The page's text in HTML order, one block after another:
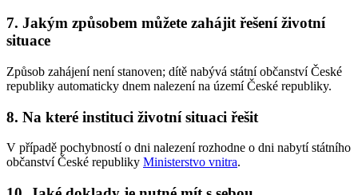
7. Jakým způsobem můžete zahájit řešení životní
situace
Způsob zahájení není stanoven; dítě nabývá státní občanství České
republiky automaticky dnem nalezení na území České republiky.
8. Na které instituci životní situaci řešit
V případě pochybností o dni nalezení rozhodne o dni nabytí státního
občanství České republiky Ministerstvo vnitra.